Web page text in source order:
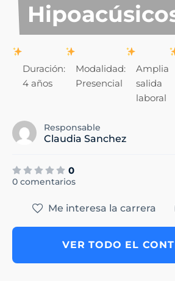
Duración:
4 años
Modalidad:
Presencial
Amplia
salida
laboral
Responsable
Claudia Sanchez
0
0 comentarios
Me interesa la carrera
VER TODO EL